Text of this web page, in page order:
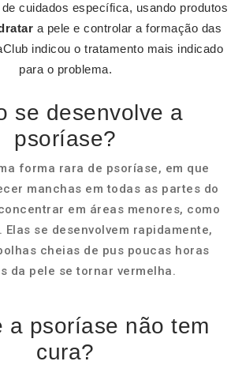
cuidados específica, usando produtos
a pele e controlar a formação das
indicou o tratamento mais indicado
para o problema.
se desenvolve a
psoríase?
forma rara de psoríase, em que
manchas em todas as partes do
em áreas menores, como
Elas se desenvolvem rapidamente,
cheias de pus poucas horas
da pele se tornar vermelha.
a psoríase não tem
cura?